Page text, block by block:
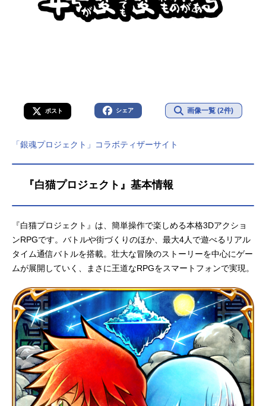
ポスト シェア 画像一覧 (2件)
「銀魂プロジェクト」コラボティザーサイト
『白猫プロジェクト』基本情報
『白猫プロジェクト』は、簡単操作で楽しめる本格3Dアクショ
ンRPGです。バトルや街づくりのほか、最大4人で遊べるリアル
タイム通信バトルを搭載。壮大な冒険のストーリーを中心にゲー
ムが展開していく、まさに王道なRPGをスマートフォンで実現。